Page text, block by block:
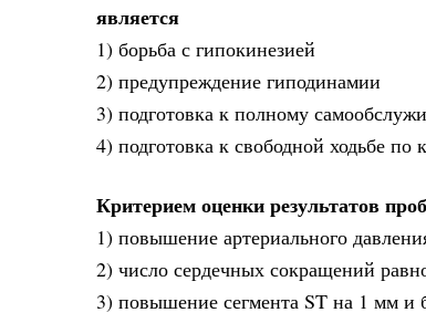
является
1) борьба с гипокинезией
2) предупреждение гиподинамии
3) подготовка к полному
4) подготовка к свободной ходьбе по
Критерием оценки результатов
1) повышение артериального
2) число сердечных сокращений
3) повышение сегмента ST на 1 мм и